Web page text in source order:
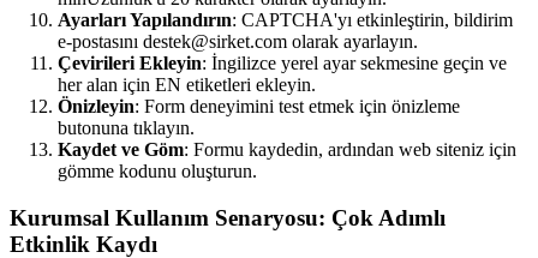
Ayarları Yapılandırın: CAPTCHA'yı etkinleştirin, bildirim
e-postasını destek@sirket.com olarak ayarlayın.
Çevirileri Ekleyin: İngilizce yerel ayar sekmesine geçin ve
her alan için EN etiketleri ekleyin.
Önizleyin: Form deneyimini test etmek için önizleme
butonuna tıklayın.
Kaydet ve Göm: Formu kaydedin, ardından web siteniz için
gömme kodunu oluşturun.
Kurumsal Kullanım Senaryosu: Çok Adımlı
Etkinlik Kaydı